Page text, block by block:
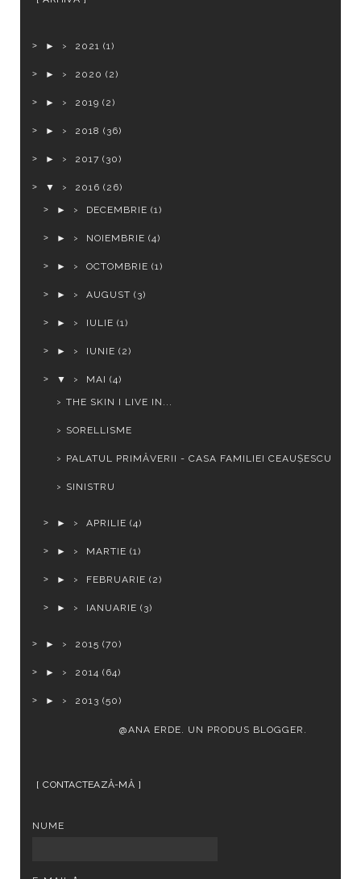
► 2021 (1)
► 2020 (2)
► 2019 (2)
► 2018 (36)
► 2017 (30)
▼ 2016 (26)
►
DECEMBRIE(1)
► NOIEMBRIE(4)
► OCTOMBRIE(1)
► AUGUST(3)
► IULIE(1)
► IUNIE(2)
▼ MAI(4)
THE SKIN I LIVE IN...
SORELLISME
PALATUL PRIMĂVERII - CASA FAMILIEI CEAUȘESCU
SINISTRU
► APRILIE(4)
► MARTIE(1)
► FEBRUARIE(2)
► IANUARIE(3)
► 2015 (70)
► 2014 (64)
► 2013 (50)
@ANA ERDE. UN PRODUS BLOGGER
CONTACTEAZĂ-MĂ
NUME